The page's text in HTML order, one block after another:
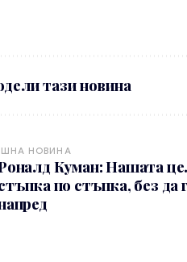
тази новина
НОВИНА
Куман: Нашата
по стъпка, без да